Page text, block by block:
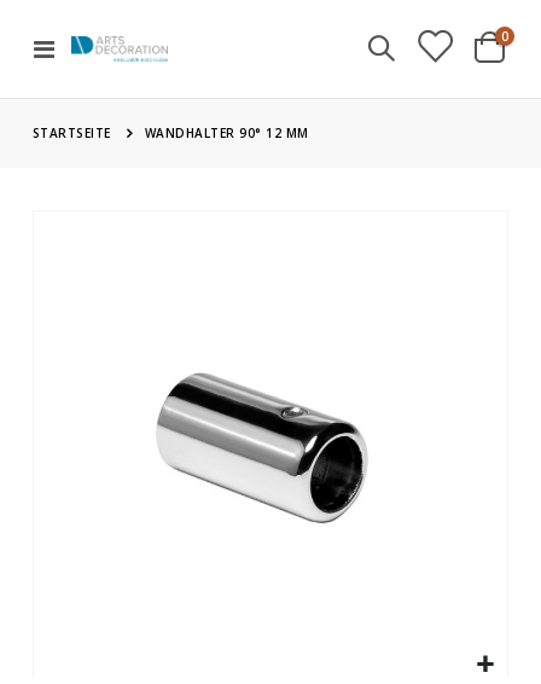
Navigation
Cart
0
STARTSEITE WANDHALTER 90° 12 MM